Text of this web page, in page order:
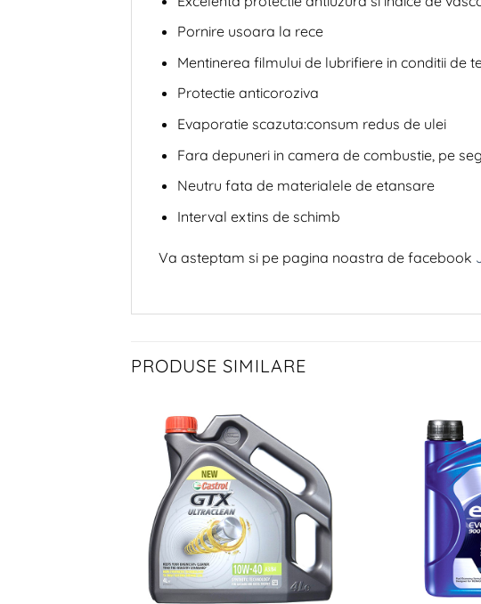
Pornire usoara la rece
Mentinerea filmului de lubrifiere in conditii de
Protectie anticoroziva
Evaporatie scazuta:consum redus de ulei
Fara depuneri in camera de combustie, pe
Neutru fata de materialele de etansare
Interval extins de schimb
Va asteptam si pe pagina noastra de facebook
PRODUSE SIMILARE